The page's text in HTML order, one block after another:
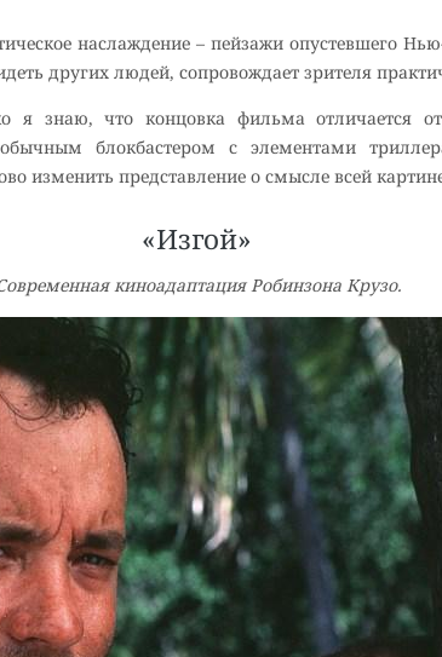
наслаждение – пейзажи опустевшего
других людей, сопровождает зрителя
я знаю, что концовка фильма отличается
обычным блокбастером с элементами
изменить представление о смысле всей
«Изгой»
киноадаптация Робинзона Крузо.